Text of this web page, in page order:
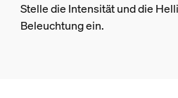
Stelle die Intensität und die
Beleuchtung ein.